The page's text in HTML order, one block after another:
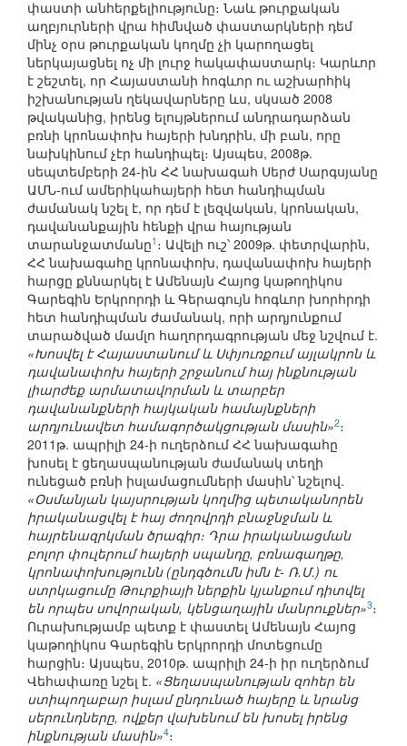
փաստի անհերքելիությունը։ Նաև թուրքական
աղբյուրների վրա հիմնված փաստարկների դեմ
մինչ օրս թուրքական կողմը չի կարողացել
ներկայացնել ոչ մի լուրջ հակափաստարկ։ Կարևոր
է շեշտել, որ Հայաստանի հոգևոր ու աշխարհիկ
իշխանության ղեկավարները ևս, սկսած 2008
թվականից, իրենց ելույթներում անդրադարձան
բռնի կրոնափոխ հայերի խնդրին, մի բան, որը
նախկինում չէր հանդիպել։ Այսպես, 2008թ.
սեպտեմբերի 24-ին ՀՀ նախագահ Սերժ Սարգսյանը
ԱՄՆ-ում ամերիկահայերի հետ հանդիպման
ժամանակ նշել է, որ դեմ է լեզվական, կրոնական,
դավանանքային հենքի վրա հայության
տարանջատմանը1 ։ Ավելի ուշ՝ 2009թ. փետրվարին,
ՀՀ նախագահը կրոնափոխ, դավանափոխ հայերի
հարցը քննարկել է Ամենայն Հայոց կաթողիկոս
Գարեգին Երկրորդի և Գերագույն հոգևոր խորհրդի
հետ հանդիպման ժամանակ, որի արդյունքում
տարածված մամլո հաղորդագրության մեջ նշվում է.
«Խոսվել է Հայաստանում և Սփյուռքում այլակրոն և
դավանափոխ հայերի շրջանում հայ ինքնության
լիարժեք արմատավորման և տարբեր
դավանանքների հայկական համայնքների
արդյունավետ համագործակցության մասին»2։
2011թ. ապրիլի 24-ի ուղերձում ՀՀ նախագահը
խոսել է ցեղասպանության ժամանակ տեղի
ունեցած բռնի իսլամացումների մասին՝ նշելով.
«Օսմանյան կայսրության կողմից պետականորեն
իրականացվել է հայ ժողովրդի բնաջնջման և
հայրենազրկման ծրագիր։ Դրա իրականացման
բոլոր փուլերում հայերի սպանդը, բռնագաղթը,
կրոնափոխությունն (ընդգծումն իմն է- Ռ.Մ.) ու
ստրկացումը Թուրքիայի ներքին կյանքում դիտվել
են որպես սովորական, կենցաղային մանրուքներ»3։
Ուրախությամբ պետք է փաստել Ամենայն Հայոց
կաթողիկոս Գարեգին Երկրորդի մոտեցումը
հարցին։ Այսպես, 2010թ. ապրիլի 24-ի իր ուղերձում
Վեհափառը նշել է. «Ցեղասպանության զոհեր են
ստիպողաբար իսլամ ընդունած հայերը և նրանց
սերունդները, ովքեր վախենում են խոսել իրենց
ինքնության մասին»4։